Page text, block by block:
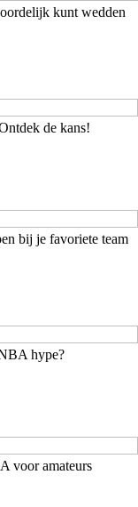
kunt wedden
de kans!
bij je favoriete team
hype?
voor amateurs